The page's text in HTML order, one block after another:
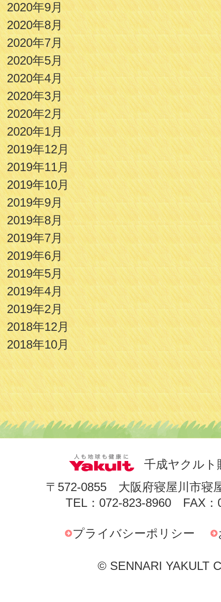
2020年9月
2020年8月
2020年7月
2020年5月
2020年4月
2020年3月
2020年2月
2020年1月
2019年12月
2019年11月
2019年10月
2019年9月
2019年8月
2019年7月
2019年6月
2019年5月
2019年4月
2019年2月
2018年12月
2018年10月
千成ヤクルト
〒572-0855 大阪府寝屋川市寝
TEL：072-823-8960 FAX：
プライバシーポリシー
© SENNARI YAKULT